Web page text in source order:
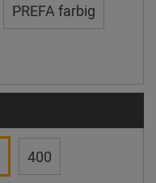
PREFA farbig
400